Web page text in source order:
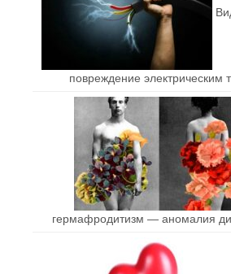
повреждение электрическим
гермафродитизм — аномалия